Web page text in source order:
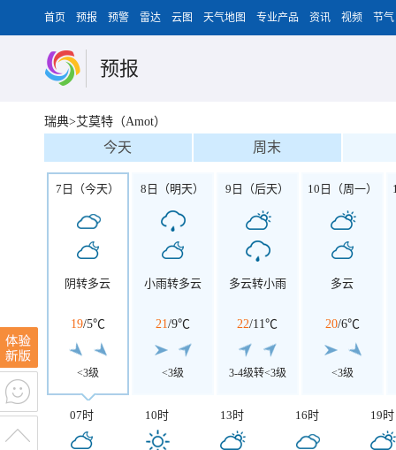
首页 预报 预警 雷达 云图 天气地图 专业产品 资讯 视频 节气
预报
瑞典>艾莫特（Amot）
今天 周末
7日（今天）
阴转多云
19/5℃
<3级
8日（明天）
小雨转多云
21/9℃
<3级
9日（后天）
多云转小雨
22/11℃
3-4级转<3级
10日（周一）
多云
20/6℃
<3级
07时 10时 13时 16时 19时